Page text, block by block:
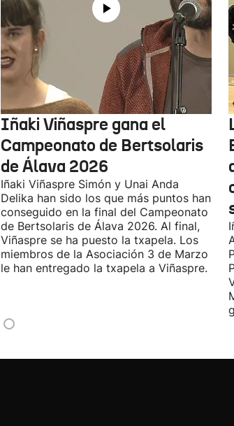
Iñaki Viñaspre gana el
Campeonato de Bertsolaris
de Álava 2026
Iñaki Viñaspre Simón y Unai Anda
Delika han sido los que más puntos han
conseguido en la final del Campeonato
de Bertsolaris de Álava 2026. Al final,
Viñaspre se ha puesto la txapela. Los
miembros de la Asociación 3 de Marzo
le han entregado la txapela a Viñaspre.